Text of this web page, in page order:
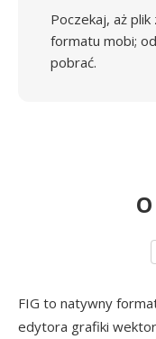
Poczekaj, aż
formatu mobi;
pobrać.
FIG to natywny
edytora grafiki